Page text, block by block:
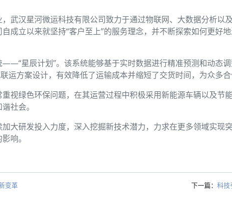
武汉星河微运科技有限公司致力于通过物联网、大数据分析以
成立以来就坚持“客户至上”的服务理念，并不断探索如何更好
星辰计划”。该系统能够基于实时数据进行精准预测和动态
运方案设计，有效降低了运输成本并缩短了交货时间，为众多合
视绿色环保问题，在其运营过程中积极采用新能源车辆以及节
社会。
大研发投入力度，深入挖掘新技术潜力，力求在更多领域实现
响。
变革 下一篇： 科技